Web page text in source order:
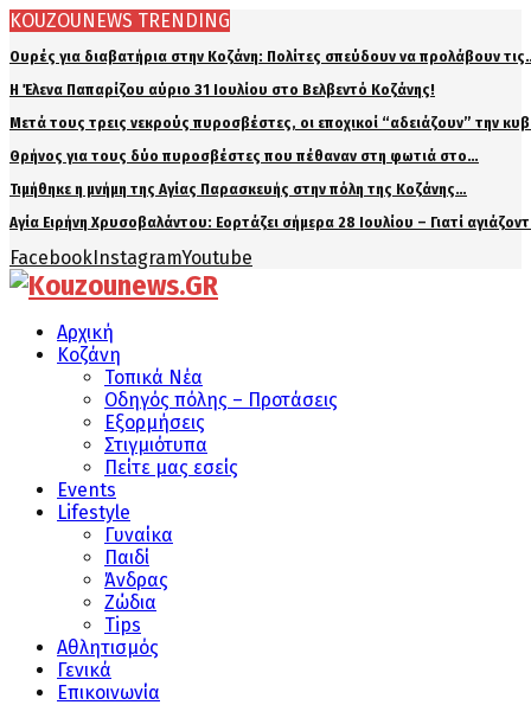
KOUZOUNEWS TRENDING
Ουρές για διαβατήρια στην Κοζάνη: Πολίτες σπεύδουν να προλάβουν
Η Έλενα Παπαρίζου αύριο 31 Ιουλίου στο Βελβεντό Κοζάνης!
Μετά τους τρεις νεκρούς πυροσβέστες, οι εποχικοί “αδειάζουν” την
Θρήνος για τους δύο πυροσβέστες που πέθαναν στη φωτιά στο…
Τιμήθηκε η μνήμη της Αγίας Παρασκευής στην πόλη της Κοζάνης…
Αγία Ειρήνη Χρυσοβαλάντου: Εορτάζει σήμερα 28 Ιουλίου – Γιατί
FacebookInstagramYoutube
Αρχική
Κοζάνη
Τοπικά Νέα
Οδηγός πόλης – Προτάσεις
Εξορμήσεις
Στιγμιότυπα
Πείτε μας εσείς
Events
Lifestyle
Γυναίκα
Παιδί
Άνδρας
Ζώδια
Tips
Αθλητισμός
Γενικά
Επικοινωνία